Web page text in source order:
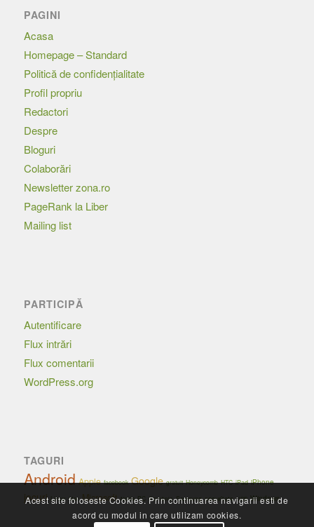
PAGINI
Acasa
Homepage – Standard
Politică de confidențialitate
Profil propriu
Redactori
Despre
Bloguri
Colaborări
Newsletter zona.ro
PageRank la Liber
Mailing list
PARTICIPĂ
Autentificare
Flux intrări
Flux comentarii
WordPress.org
TAGURI
Android Apple facebook Google gratuit Honeycomb HTC iPad iPhone
jocuri Linux Mac Microsoft Nokia PC România Samsung securitate USB Windows
Acest site foloseste Cookies. Prin continuarea navigarii esti de
acord cu modul in care utilizam cookies.